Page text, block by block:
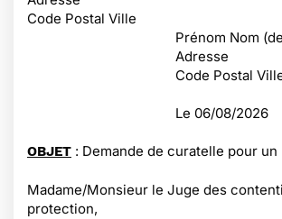
Code Postal Ville
Prénom Nom
Adresse
Code Postal
Le 06/08/2026
OBJET : Demande de curatelle pour
Madame/Monsieur le Juge des
protection,